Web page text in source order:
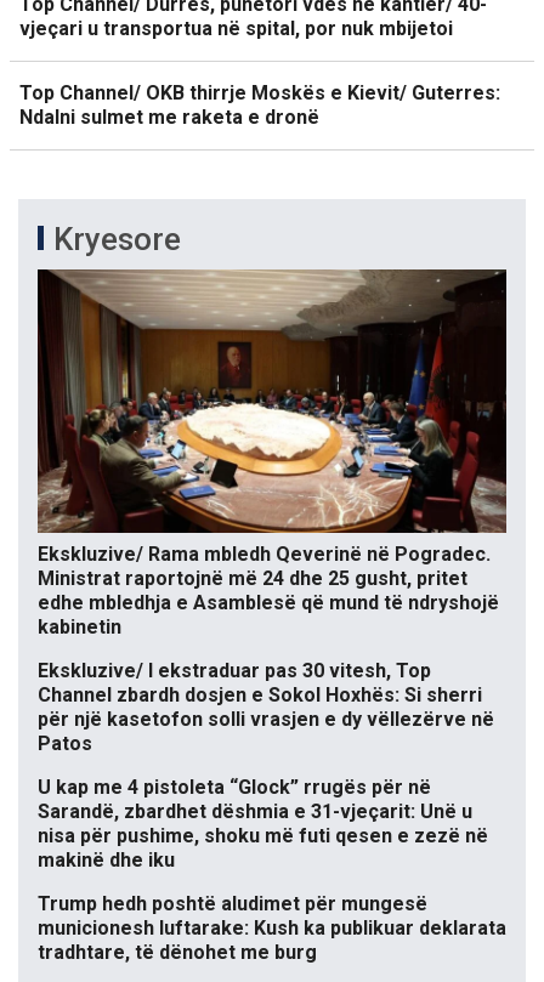
vjeçari u transportua në spital, por nuk mbijetoi
Top Channel/ OKB thirrje Moskës e Kievit/ Guterres:
Ndalni sulmet me raketa e dronë
Kryesore
Ekskluzive/ Rama mbledh Qeverinë në Pogradec.
Ministrat raportojnë më 24 dhe 25 gusht, pritet
edhe mbledhja e Asamblesë që mund të ndryshojë
kabinetin
Ekskluzive/ I ekstraduar pas 30 vitesh, Top
Channel zbardh dosjen e Sokol Hoxhës: Si sherri
për një kasetofon solli vrasjen e dy vëllezërve në
Patos
U kap me 4 pistoleta “Glock” rrugës për në
Sarandë, zbardhet dëshmia e 31-vjeçarit: Unë u
nisa për pushime, shoku më futi qesen e zezë në
makinë dhe iku
Trump hedh poshtë aludimet për mungesë
municionesh luftarake: Kush ka publikuar deklarata
tradhtare, të dënohet me burg